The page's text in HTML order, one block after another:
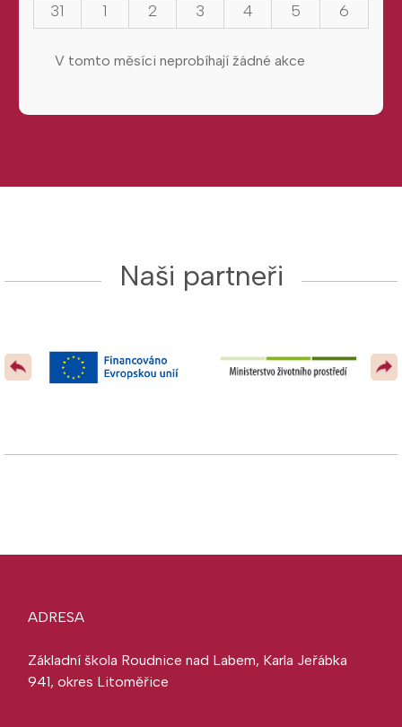
31
1 2 3 4 5 6
V tomto měsíci neprobíhají žádné akce
Naši partneři
ADRESA
Základní škola Roudnice nad Labem, Karla Jeřábka
941, okres Litoměřice